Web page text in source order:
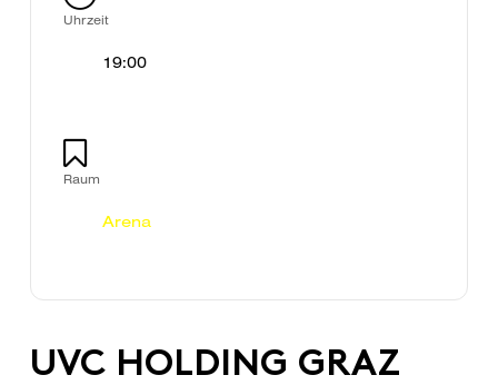
Uhrzeit
19:00
Raum
Arena
UVC HOLDING GRAZ